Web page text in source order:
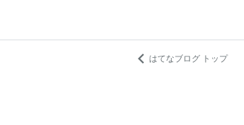
はてなブログ トップ